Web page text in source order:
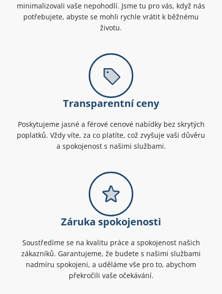
minimalizovali vaše nepohodlí. Jsme tu pro vás, když nás
potřebujete, abyste se mohli rychle vrátit k běžnému
životu.
Transparentní ceny
Poskytujeme jasné a férové cenové nabídky bez skrytých
poplatků. Vždy víte, za co platíte, což zvyšuje vaši důvěru
a spokojenost s našimi službami.
Záruka spokojenosti
Soustředíme se na kvalitu práce a spokojenost našich
zákazníků. Garantujeme, že budete s našimi službami
nadmíru spokojeni, a uděláme vše pro to, abychom
překročili vaše očekávání.